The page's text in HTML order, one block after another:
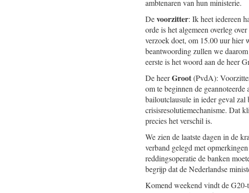
ambtenaren van hun ministerie.
Devoorzitter: Ik heet iedereen
orde is het algemeen overleg
verzoek doet, om 15.00 uur hier
beantwoording zullen we
eerste is het woord aan de heer
De heerGroot(PvdA):
om te beginnen de
bailoutclausule in ieder geval
crisisresolutiemechanisme. Dat
precies het verschil is.
We zien de laatste dagen in de
verband gelegd met
reddingsoperatie de banken
begrijp dat de Nederlandse
Komend weekend vindt de